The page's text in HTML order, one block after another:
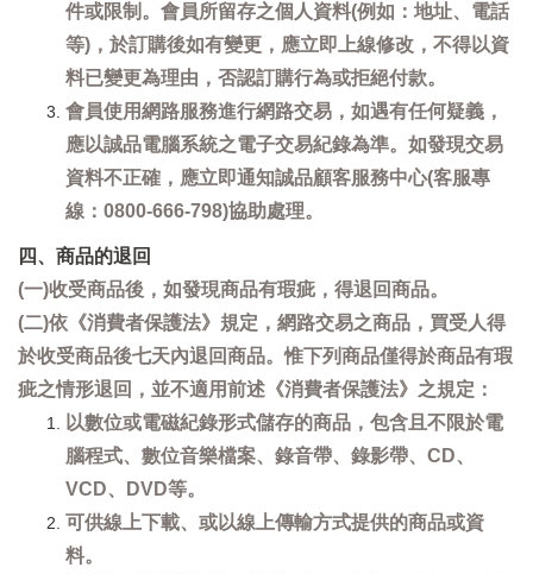
件或限制。會員所留存之個人資料(例如：地址、電話
等)，於訂購後如有變更，應立即上線修改，不得以資
料已變更為理由，否認訂購行為或拒絕付款。
會員使用網路服務進行網路交易，如遇有任何疑義，
應以誠品電腦系統之電子交易紀錄為準。如發現交易
資料不正確，應立即通知誠品顧客服務中心(客服專
線：0800-666-798)協助處理。
四、商品的退回
(一)收受商品後，如發現商品有瑕疵，得退回商品。
(二)依《消費者保護法》規定，網路交易之商品，買受人得
於收受商品後七天內退回商品。惟下列商品僅得於商品有瑕
疵之情形退回，並不適用前述《消費者保護法》之規定：
以數位或電磁紀錄形式儲存的商品，包含且不限於電
腦程式、數位音樂檔案、錄音帶、錄影帶、CD、
VCD、DVD等。
可供線上下載、或以線上傳輸方式提供的商品或資
料。